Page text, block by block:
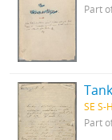
Part
SE S-
Part